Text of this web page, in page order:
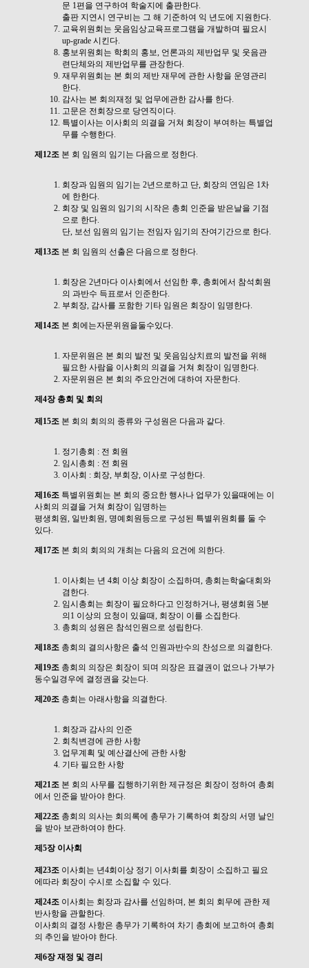
문 1편을 연구하여 학술지에 출판한다.
출판 지연시 연구비는 그 해 기준하여 익 년도에 지원한다.
교육위원회는 웃음임상교육프로그램을 개발하며 필요시
up-grade 시킨다.
홍보위원회는 학회의 홍보, 언론과의 제반업무 및 웃음관
련단체와의 제반업무를 관장한다.
재무위원회는 본 회의 제반 재무에 관한 사항을 운영관리
한다.
감사는 본 회의재정 및 업무에관한 감사를 한다.
고문은 전회장으로 당연직이다.
특별이사는 이사회의 의결을 거쳐 회장이 부여하는 특별업
무를 수행한다.
제12조 본 회 임원의 임기는 다음으로 정한다.
회장과 임원의 임기는 2년으로하고 단, 회장의 연임은 1차
에 한한다.
회장 및 임원의 임기의 시작은 총회 인준을 받은날을 기점
으로 한다.
단, 보선 임원의 임기는 전임자 임기의 잔여기간으로 한다.
제13조 본 회 임원의 선출은 다음으로 정한다.
회장은 2년마다 이사회에서 선임한 후, 총회에서 참석회원
의 과반수 득표로서 인준한다.
부회장, 감사를 포함한 기타 임원은 회장이 임명한다.
제14조 본 회에는자문위원을둘수있다.
자문위원은 본 회의 발전 및 웃음임상치료의 발전을 위해
필요한 사람을 이사회의 의결을 거쳐 회장이 임명한다.
자문위원은 본 회의 주요안건에 대하여 자문한다.
제4장 총회 및 회의
제15조 본 회의 회의의 종류와 구성원은 다음과 같다.
정기총회 : 전 회원
임시총회 : 전 회원
이사회 : 회장, 부회장, 이사로 구성한다.
제16조 특별위원회는 본 회의 중요한 행사나 업무가 있을때에는 이
사회의 의결을 거쳐 회장이 임명하는
평생회원, 일반회원, 명예회원등으로 구성된 특별위원회를 둘 수
있다.
제17조 본 회의 회의의 개최는 다음의 요건에 의한다.
이사회는 년 4회 이상 회장이 소집하며, 총회는학술대회와
겸한다.
임시총회는 회장이 필요하다고 인정하거나, 평생회원 5분
의1 이상의 요청이 있을때, 회장이 이를 소집한다.
총회의 성원은 참석인원으로 성립한다.
제18조 총회의 결의사항은 출석 인원과반수의 찬성으로 의결한다.
제19조 총회의 의장은 회장이 되며 의장은 표결권이 없으나 가부가
동수일경우에 결정권을 갖는다.
제20조 총회는 아래사항을 의결한다.
회장과 감사의 인준
회칙변경에 관한 사항
업무계획 및 예산결산에 관한 사항
기타 필요한 사항
제21조 본 회의 사무를 집행하기위한 제규정은 회장이 정하여 총회
에서 인준을 받아야 한다.
제22조 총회의 의사는 회의록에 총무가 기록하여 회장의 서명 날인
을 받아 보관하여야 한다.
제5장 이사회
제23조 이사회는 년4회이상 정기 이사회를 회장이 소집하고 필요
에따라 회장이 수시로 소집할 수 있다.
제24조 이사회는 회장과 감사를 선임하며, 본 회의 회무에 관한 제
반사항을 관할한다.
이사회의 결정 사항은 총무가 기록하여 차기 총회에 보고하여 총회
의 추인을 받아야 한다.
제6장 재정 및 경리